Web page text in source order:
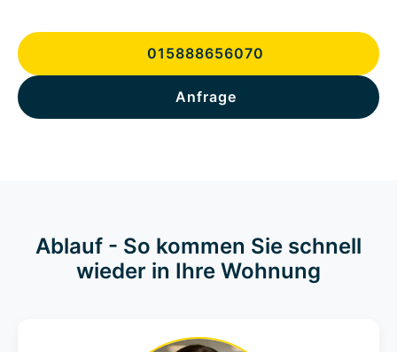
015888656070
Anfrage
Ablauf - So kommen Sie schnell
wieder in Ihre Wohnung